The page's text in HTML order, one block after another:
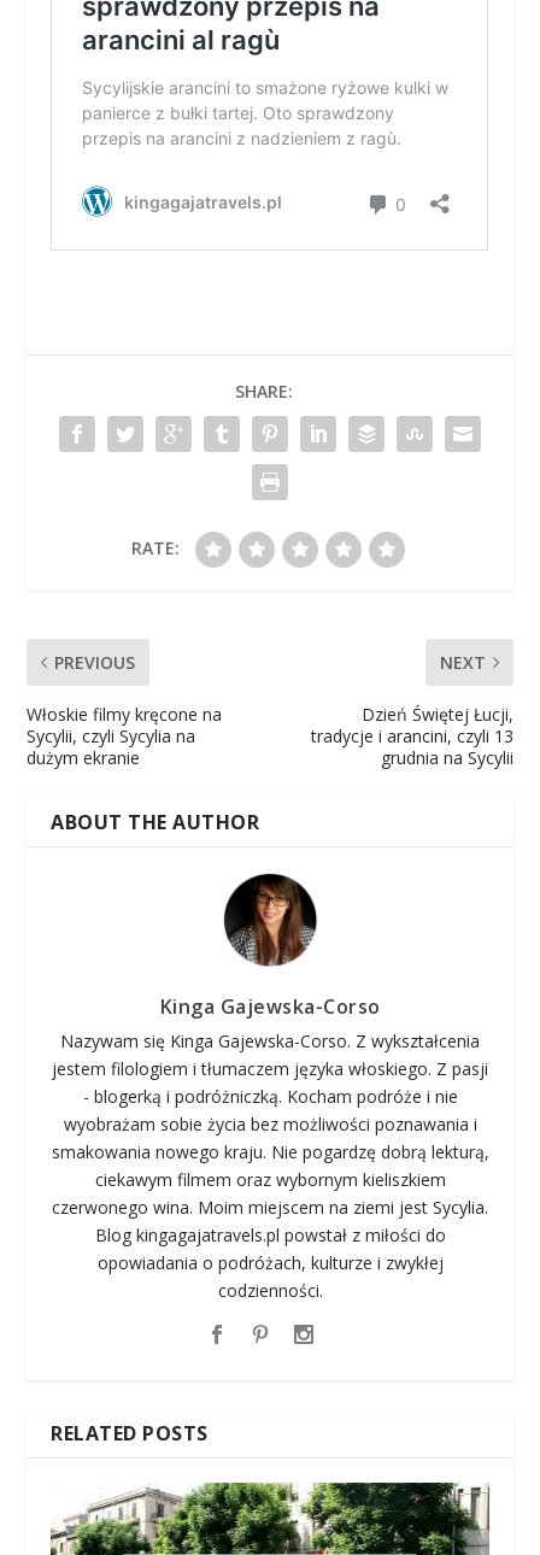
SHARE:
RATE:
PREVIOUS
Włoskie filmy kręcone na
Sycylii, czyli Sycylia na
dużym ekranie
NEXT
Dzień Świętej Łucji,
tradycje i arancini, czyli 13
grudnia na Sycylii
ABOUT THE AUTHOR
Kinga Gajewska-Corso
Nazywam się Kinga Gajewska-Corso. Z wykształcenia
jestem filologiem i tłumaczem języka włoskiego. Z pasji
- blogerką i podróżniczką. Kocham podróże i nie
wyobrażam sobie życia bez możliwości poznawania i
smakowania nowego kraju. Nie pogardzę dobrą lekturą,
ciekawym filmem oraz wybornym kieliszkiem
czerwonego wina. Moim miejscem na ziemi jest Sycylia.
Blog kingagajatravels.pl powstał z miłości do
opowiadania o podróżach, kulturze i zwykłej
codzienności.
RELATED POSTS